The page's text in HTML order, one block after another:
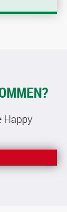
Happy